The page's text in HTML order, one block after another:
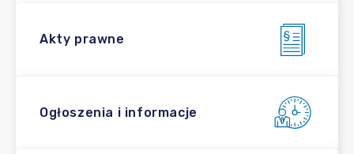
Akty prawne
Ogłoszenia i informacje